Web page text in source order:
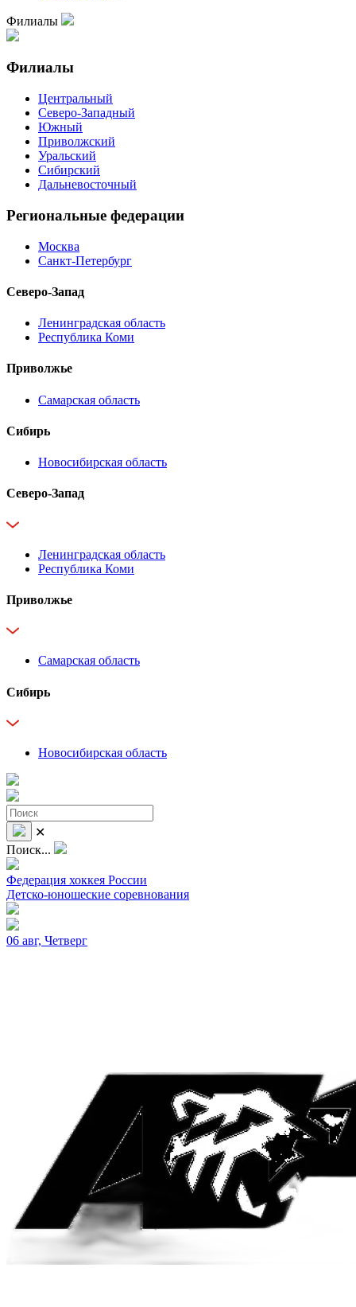
Филиалы
Филиалы
Центральный
Северо-Западный
Южный
Приволжский
Уральский
Сибирский
Дальневосточный
Региональные федерации
Москва
Санкт-Петербург
Северо-Запад
Ленинградская область
Республика Коми
Приволжье
Самарская область
Сибирь
Новосибирская область
Северо-Запад
Ленинградская область
Республика Коми
Приволжье
Самарская область
Сибирь
Новосибирская область
✕
Поиск...
Федерация хоккея России
Детско-юношеские соревнования
06 авг, Четверг